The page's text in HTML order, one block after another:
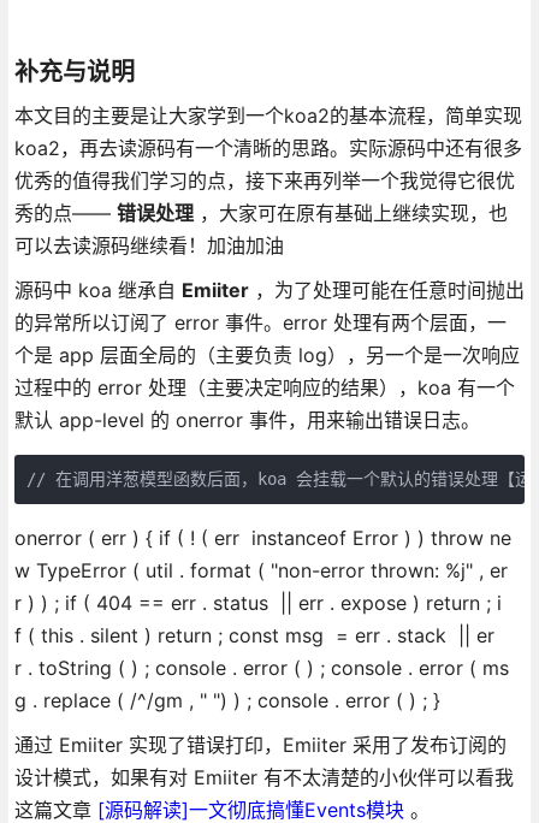
补充与说明
本文目的主要是让大家学到一个koa2的基本流程，简单实现
koa2，再去读源码有一个清晰的思路。实际源码中还有很多
优秀的值得我们学习的点，接下来再列举一个我觉得它很优
秀的点—— 错误处理，大家可在原有基础上继续实现，也
可以去读源码继续看！加油加油
源码中 koa 继承自 Emiiter，为了处理可能在任意时间抛出
的异常所以订阅了 error 事件。error 处理有两个层面，一
个是 app 层面全局的（主要负责 log），另一个是一次响应
过程中的 error 处理（主要决定响应的结果），koa 有一个
默认 app-level 的 onerror 事件，用来输出错误日志。
// 在调用洋葱模型函数后面，koa 会挂载一个默认的错
onerror ( err ) { if ( ! ( err instanceof Error ) ) throw ne
w TypeError ( util . format ( "non-error thrown: %j" , er
r ) ) ; if ( 404 == err . status || err . expose ) return ; i
f ( this . silent ) return ; const msg = err . stack || er
r . toString ( ) ; console . error ( ) ; console . error ( ms
g . replace ( /^/gm , " ") ) ; console . error ( ) ; }
通过 Emiiter 实现了错误打印，Emiiter 采用了发布订阅的
设计模式，如果有对 Emiiter 有不太清楚的小伙伴可以看我
这篇文章 [源码解读]一文彻底搞懂Events模块。